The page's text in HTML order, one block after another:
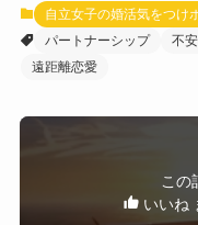
自立女子の婚活気をつけ
パートナーシップ
不
遠距離恋愛
この
いいね